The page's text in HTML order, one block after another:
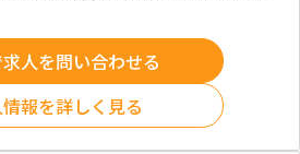
人を問い合わせる
報を詳しく見る